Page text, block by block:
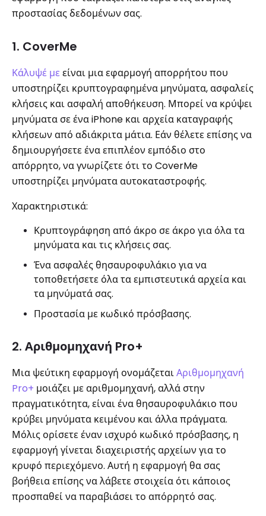
προστασίας δεδομένων σας.
1. CoverMe
Κάλυψέ με είναι μια εφαρμογή απορρήτου που
υποστηρίζει κρυπτογραφημένα μηνύματα, ασφαλείς
κλήσεις και ασφαλή αποθήκευση. Μπορεί να κρύψει
μηνύματα σε ένα iPhone και αρχεία καταγραφής
κλήσεων από αδιάκριτα μάτια. Εάν θέλετε επίσης να
δημιουργήσετε ένα επιπλέον εμπόδιο στο
απόρρητο, να γνωρίζετε ότι το CoverMe
υποστηρίζει μηνύματα αυτοκαταστροφής.
Χαρακτηριστικά:
Κρυπτογράφηση από άκρο σε άκρο για όλα τα
μηνύματα και τις κλήσεις σας.
Ένα ασφαλές θησαυροφυλάκιο για να
τοποθετήσετε όλα τα εμπιστευτικά αρχεία και
τα μηνύματά σας.
Προστασία με κωδικό πρόσβασης.
2. Αριθμομηχανή Pro+
Μια ψεύτικη εφαρμογή ονομάζεταιΑριθμομηχανή
Pro+ μοιάζει με αριθμομηχανή, αλλά στην
πραγματικότητα, είναι ένα θησαυροφυλάκιο που
κρύβει μηνύματα κειμένου και άλλα πράγματα.
Μόλις ορίσετε έναν ισχυρό κωδικό πρόσβασης, η
εφαρμογή γίνεται διαχειριστής αρχείων για το
κρυφό περιεχόμενο. Αυτή η εφαρμογή θα σας
βοήθεια επίσης να λάβετε στοιχεία ότι κάποιος
προσπαθεί να παραβιάσει το απόρρητό σας.